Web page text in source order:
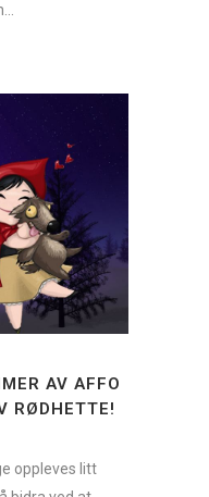
AV AFFO
RØDHETTE!
oppleves litt